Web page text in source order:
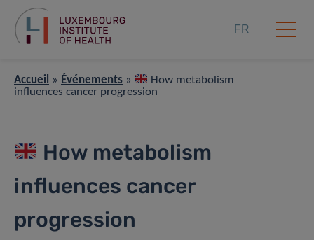
FR
Accueil » Événements »
How metabolism
influences cancer progression
How metabolism
influences cancer
progression